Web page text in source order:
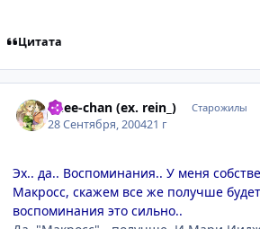
Цитата
onee-chan (ex. rein_) Старожилы
28 Сентября, 200421 г
Эх.. да.. Воспоминания.. У меня
Макросс, скажем все же получше
воспоминания это сильно..